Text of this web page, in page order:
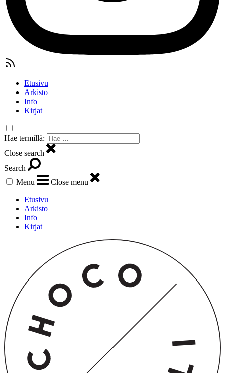
Etusivu
Arkisto
Info
Kirjat
Hae termillä:
Close search
Search
Menu
Close menu
Etusivu
Arkisto
Info
Kirjat